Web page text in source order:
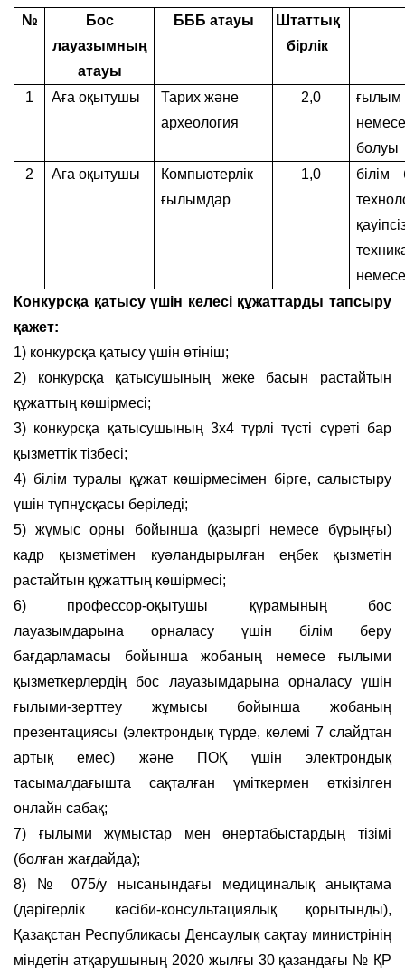
№
Бос
лауазымның
атауы
БББ атауы
Штаттық
бірлік
1 Аға оқытушы
Тарих және
археология
2,0
болуы
2
Аға оқытушы
Компьютерлік
ғылымдар
1,0
Конкурсқа қатысу үшін келесі құжаттарды тапсыру
қажет:
1) конкурсқа қатысу үшін өтініш;
2) конкурсқа қатысушының жеке басын растайтын
құжаттың көшірмесі;
3) конкурсқа қатысушының 3х4 түрлі түсті сүреті бар
қызметтік тізбесі;
4) білім туралы құжат көшірмесімен бірге, салыстыру
үшін түпнұсқасы беріледі;
5) жұмыс орны бойынша (қазыргі немесе бұрыңғы)
кадр қызметімен куәландырылған еңбек қызметін
растайтын құжаттың көшірмесі;
6) профессор-оқытушы құрамының бос
лауазымдарына орналасу үшін білім беру
бағдарламасы бойынша жобаның немесе ғылыми
қызметкерлердің бос лауазымдарына орналасу үшін
ғылыми-зерттеу жұмысы бойынша жобаның
презентациясы (электрондық түрде, көлемі 7 слайдтан
артық емес) және ПОҚ үшін электрондық
тасымалдағышта сақталған үміткермен өткізілген
онлайн сабақ;
7) ғылыми жұмыстар мен өнертабыстардың тізімі
(болған жағдайда);
8) № 075/у нысанындағы медициналық анықтама
(дәрігерлік кәсіби-консультациялық қорытынды),
Қазақстан Республикасы Денсаулық сақтау министрінің
міндетін атқарушының 2020 жылғы 30 қазандағы № ҚР